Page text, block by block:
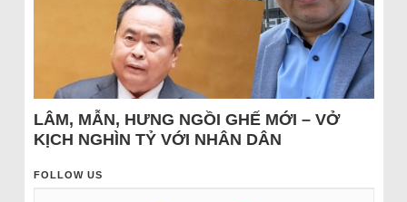
LÂM, MẪN, HƯNG NGỒI GHẾ MỚI – VỞ
KỊCH NGHÌN TỶ VỚI NHÂN DÂN
FOLLOW US